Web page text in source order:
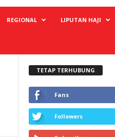
REGIONAL LIPUTAN HAJI
TETAP TERHUBUNG
Fans
Followers